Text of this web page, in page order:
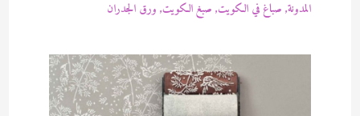
المدونة, صباغ في الكويت, صبغ الكويت, ورق الجدران